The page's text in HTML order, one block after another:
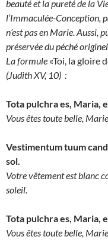
beauté et la pureté de la
l’Immaculée-Conception,
n’est pas en Marie. Aussi,
préservée du péché
La formule «Toi, la gloire
(Judith XV, 10) :
Tota pulchra es, Maria,
Vous êtes toute belle,
Vestimentum tuum
sol.
Votre vêtement est blanc
soleil.
Tota pulchra es, Maria,
Vous êtes toute belle,